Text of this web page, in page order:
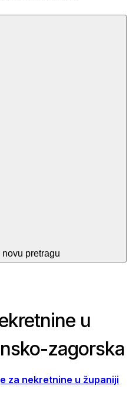
pretragu
u
zagorska
za nekretnine u županiji